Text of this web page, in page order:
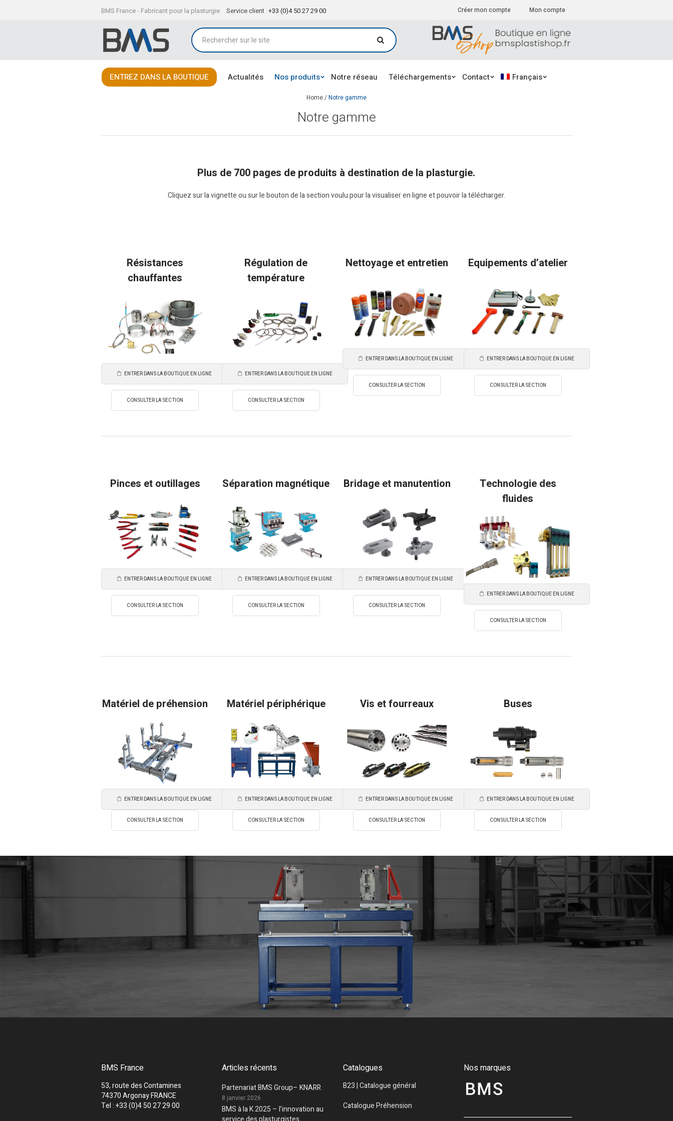
Créer mon compte Mon compte
BMS France - Fabricant pour la plasturgie Service client +33 (0)4 50 27 29 00
ENTREZ DANS LA BOUTIQUE Actualités Nos produits Notre réseau Téléchargements Contact Français
Home/Notre gamme
Notre gamme
Plus de 700 pages de produits à destination de la plasturgie.
Cliquez sur la vignette ou sur le bouton de la section voulu pour la visualiser en ligne et pouvoir la télécharger.
Résistances
chauffantes
ENTRER DANS LA BOUTIQUE EN LIGNE
CONSULTER LA SECTION
Régulation de
température
ENTRER DANS LA BOUTIQUE EN LIGNE
CONSULTER LA SECTION
Nettoyage et entretien
ENTRER DANS LA BOUTIQUE EN LIGNE
CONSULTER LA SECTION
Equipements d’atelier
ENTRER DANS LA BOUTIQUE EN LIGNE
CONSULTER LA SECTION
Pinces et outillages
ENTRER DANS LA BOUTIQUE EN LIGNE
CONSULTER LA SECTION
Séparation magnétique
ENTRER DANS LA BOUTIQUE EN LIGNE
CONSULTER LA SECTION
Bridage et manutention
ENTRER DANS LA BOUTIQUE EN LIGNE
CONSULTER LA SECTION
Technologie des
fluides
ENTRER DANS LA BOUTIQUE EN LIGNE
CONSULTER LA SECTION
Matériel de préhension
ENTRER DANS LA BOUTIQUE EN LIGNE
CONSULTER LA SECTION
Matériel périphérique
ENTRER DANS LA BOUTIQUE EN LIGNE
CONSULTER LA SECTION
Vis et fourreaux
ENTRER DANS LA BOUTIQUE EN LIGNE
CONSULTER LA SECTION
Buses
ENTRER DANS LA BOUTIQUE EN LIGNE
CONSULTER LA SECTION
BMS France
53, route des Contamines
74370 Argonay FRANCE
Tel : +33 (0)4 50 27 29 00
Articles récents
Partenariat BMS Group– KNARR
8 janvier 2026
BMS à la K 2025 – l’innovation au
Catalogues
B23 | Catalogue général
Catalogue Préhension
Nos marques